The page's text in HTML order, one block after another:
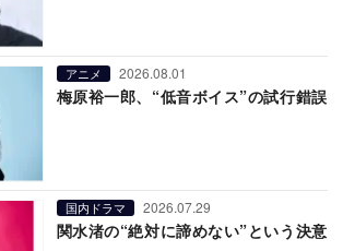
アニメ 2026.08.01
梅原裕一郎、“低音ボイス”の試行錯誤
国内ドラマ 2026.07.29
関水渚の“絶対に諦めない”という決意